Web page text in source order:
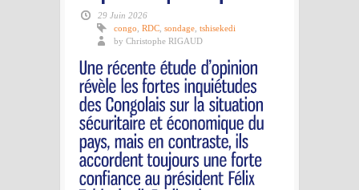
29 Juin 2026
congo RDC sondage tshisekedi
by Christophe RIGAUD